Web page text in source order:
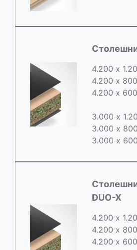
4.200 х
4.200 х
4.200 х
3.000 х
3.000 х
3.000 х
DUO-X
4.200 х
4.200 х
4.200 х